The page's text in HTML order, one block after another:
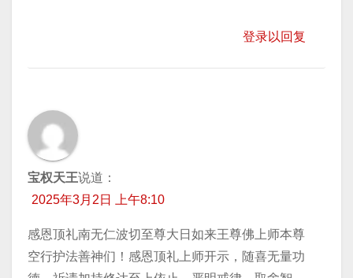
登录以回复
宝权天王说道：
2025年3月2日 上午8:10
感恩顶礼南无仁波切至尊大日如来王尊佛上师本尊
空行护法善神们！感恩顶礼上师开示，随喜无量功